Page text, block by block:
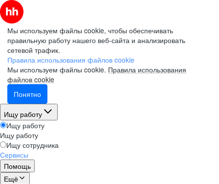
Мы используем файлы cookie, чтобы обеспечивать
правильную работу нашего веб-сайта и анализировать
сетевой трафик.
Правила использования файлов cookie
Мы используем файлы cookie. Правила использования
файлов cookie
Понятно
Ищу работу
Ищу работу
Ищу работу
Ищу сотрудника
Сервисы
Помощь
Ещё